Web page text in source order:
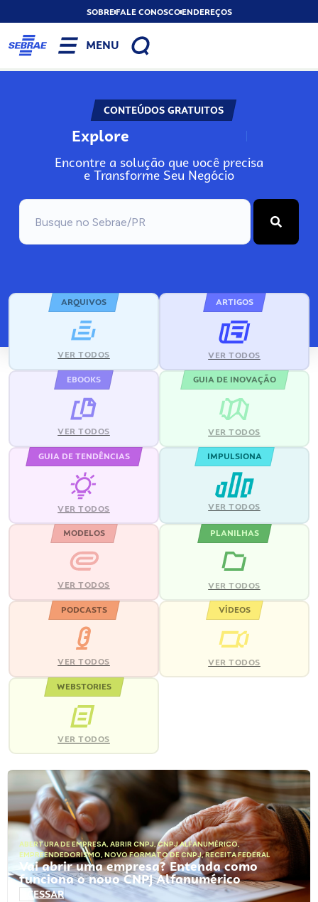
SOBREFALE CONOSCOENDEREÇOS
MENU
CONTEÚDOS GRATUITOS
Explore N
Encontre a solução que você precisa
e Transforme Seu Negócio
ARQUIVOS
VER TODOS
ARTIGOS
VER TODOS
EBOOKS
VER TODOS
GUIA DE INOVAÇÃO
VER TODOS
GUIA DE TENDÊNCIAS
VER TODOS
IMPULSIONA
VER TODOS
MODELOS
VER TODOS
PLANILHAS
VER TODOS
PODCASTS
VER TODOS
VÍDEOS
VER TODOS
WEBSTORIES
VER TODOS
ABERTURA DE EMPRESA, ABRIR CNPJ,CNPJ ALFANUMÉRICO,
EMPREENDEDORISMO, NOVO FORMATO DE CNPJ,RECEITA FEDERAL
Vai abrir uma empresa? Entenda como
funciona o novo CNPJ Alfanumérico
ACESSAR